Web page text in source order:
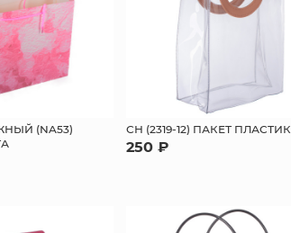
(NA53)
СН (2319-12) ПАКЕТ ПЛАСТИК
250 ₽